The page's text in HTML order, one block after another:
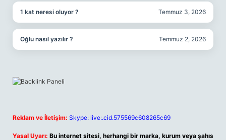
1 kat neresi oluyor ? Temmuz 3, 2026
Oğlu nasıl yazılır ? Temmuz 2, 2026
Reklam ve İletişim: Skype: live:.cid.575569c608265c69
Yasal Uyarı: Bu internet sitesi, herhangi bir marka, kurum veya şahıs